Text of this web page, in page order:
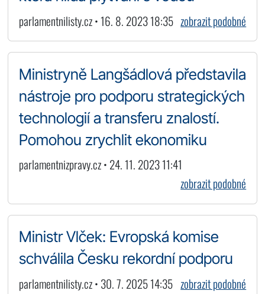
parlamentnilisty.cz • 16. 8. 2023 18:35 zobrazit podobné
Ministryně Langšádlová představila
nástroje pro podporu strategických
technologií a transferu znalostí.
Pomohou zrychlit ekonomiku
parlamentnizpravy.cz • 24. 11. 2023 11:41
zobrazit podobné
Ministr Vlček: Evropská komise
schválila Česku rekordní podporu
parlamentnilisty.cz • 30. 7. 2025 14:35 zobrazit podobné